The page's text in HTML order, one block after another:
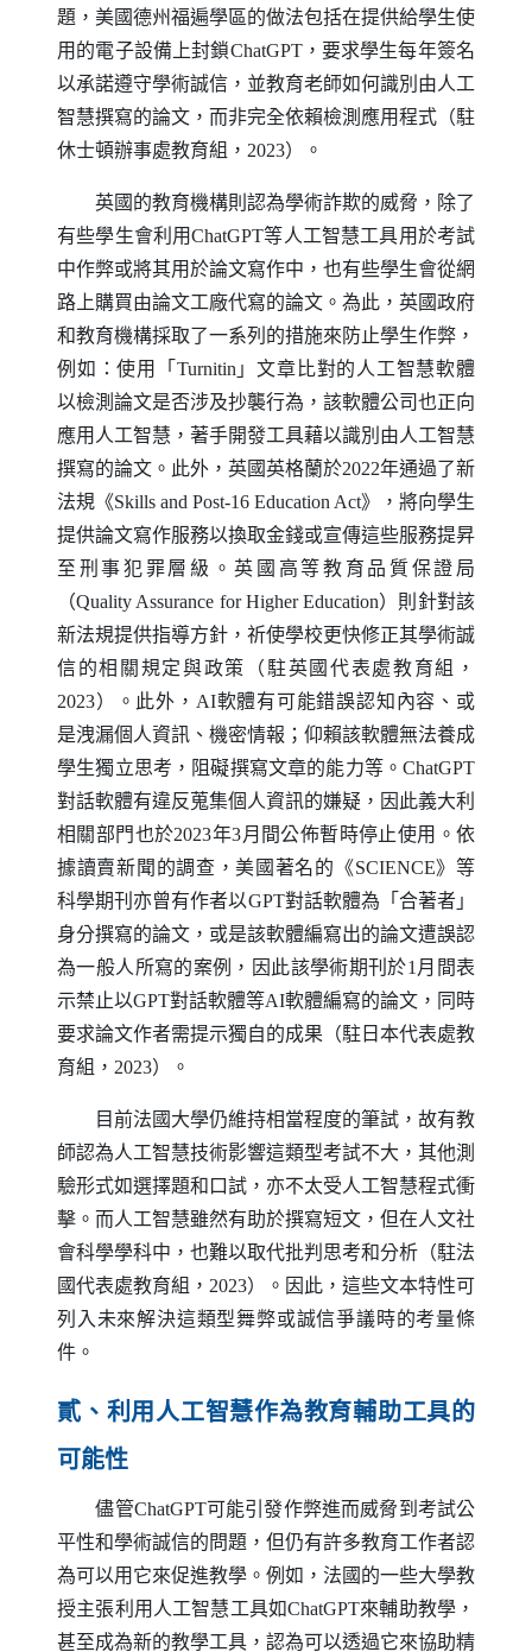
題，美國德州福遍學區的做法包括在提供給學生使
用的電子設備上封鎖ChatGPT，要求學生每年簽名
以承諾遵守學術誠信，並教育老師如何識別由人工
智慧撰寫的論文，而非完全依賴檢測應用程式（駐
休士頓辦事處教育組，2023）。
英國的教育機構則認為學術詐欺的威脅，除了
有些學生會利用ChatGPT等人工智慧工具用於考試
中作弊或將其用於論文寫作中，也有些學生會從網
路上購買由論文工廠代寫的論文。為此，英國政府
和教育機構採取了一系列的措施來防止學生作弊，
例如：使用「 Turnitin 」文章比對的人工智慧軟體
以檢測論文是否涉及抄襲行為，該軟體公司也正向
應用人工智慧，著手開發工具藉以識別由人工智慧
撰寫的論文。此外，英國英格蘭於2022年通過了新
法規《Skills and Post-16 Education Act》，將向學生
提供論文寫作服務以換取金錢或宣傳這些服務提昇
至刑事犯罪層級。英國高等教育品質保證局
（Quality Assurance for Higher Education）則針對該
新法規提供指導方針，祈使學校更快修正其學術誠
信的相關規定與政策（駐英國代表處教育組，
2023）。此外， AI軟體有可能錯誤認知內容、或
是洩漏個人資訊、機密情報；仰賴該軟體無法養成
學生獨立思考，阻礙撰寫文章的能力等。 ChatGPT
對話軟體有違反蒐集個人資訊的嫌疑，因此義大利
相關部門也於2023年3月間公佈暫時停止使用。依
據讀賣新聞的調查，美國著名的《SCIENCE》等
科學期刊亦曾有作者以GPT對話軟體為「合著者」
身分撰寫的論文，或是該軟體編寫出的論文遭誤認
為一般人所寫的案例，因此該學術期刊於1月間表
示禁止以GPT對話軟體等AI軟體編寫的論文，同時
要求論文作者需提示獨自的成果（駐日本代表處教
育組，2023）。
目前法國大學仍維持相當程度的筆試，故有教
師認為人工智慧技術影響這類型考試不大，其他測
驗形式如選擇題和口試，亦不太受人工智慧程式衝
擊。而人工智慧雖然有助於撰寫短文，但在人文社
會科學學科中，也難以取代批判思考和分析（駐法
國代表處教育組，2023）。因此，這些文本特性可
列入未來解決這類型舞弊或誠信爭議時的考量條
件。
貳、利用人工智慧作為教育輔助工具的
可能性
儘管ChatGPT可能引發作弊進而威脅到考試公
平性和學術誠信的問題，但仍有許多教育工作者認
為可以用它來促進教學。例如，法國的一些大學教
授主張利用人工智慧工具如ChatGPT來輔助教學，
甚至成為新的教學工具，認為可以透過它來協助精